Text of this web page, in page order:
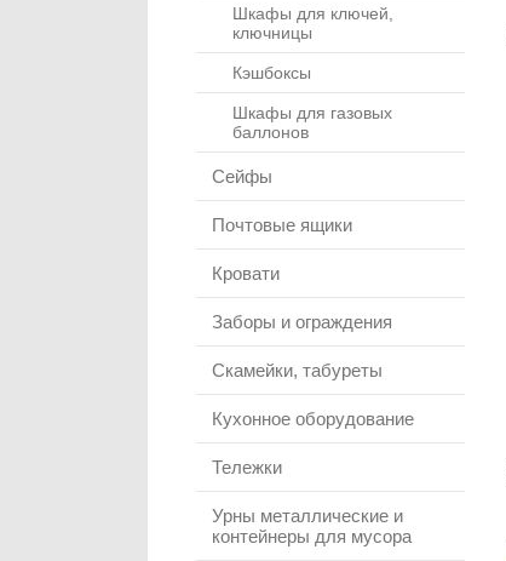
Шкафы для ключей,
ключницы
Кэшбоксы
Шкафы для газовых
баллонов
Сейфы
Почтовые ящики
Кровати
Заборы и ограждения
Скамейки, табуреты
Кухонное оборудование
Тележки
Урны металлические и
контейнеры для мусора